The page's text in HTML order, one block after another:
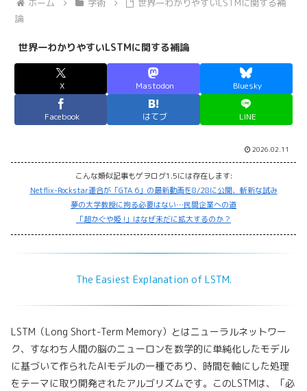
ホーム 学術
世界一わかりやすいLSTMに関する補
論
世界一わかりやすいLSTMに関する補論
X Mastodon Bluesky
Facebook はてブ LINE
2026.02.11
こんな類似記事もゲヲログ1.5には存在します:
Netflix-Rockstar連合が「GTA 6」の最新動画を8/28に公開、斬新な試み
夢の大学教授に拘る必要はない…民間企業への道
「超かぐや姫 !」はなぜ未だに拡大するのか？
The Easiest Explanation of LSTM.
LSTM（Long Short-Term Memory）とはニューラルネットワー
ク、すなわち人間の脳のニューロンを数学的に単純化したモデル
に基づいて作られたAIモデルの一種であり、時間を軸にした処理
をテーマに取り開発されたアルゴリズムです。このLSTMは、「必